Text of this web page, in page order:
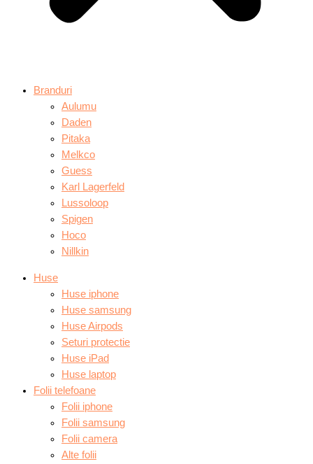
Branduri
Aulumu
Daden
Pitaka
Melkco
Guess
Karl Lagerfeld
Lussoloop
Spigen
Hoco
Nillkin
Huse
Huse iphone
Huse samsung
Huse Airpods
Seturi protectie
Huse iPad
Huse laptop
Folii telefoane
Folii iphone
Folii samsung
Folii camera
Alte folii